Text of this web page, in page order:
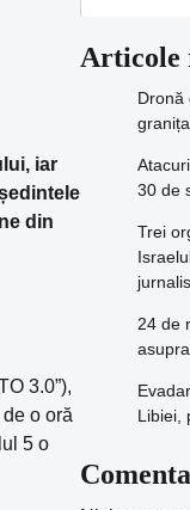
iar
din
3.0”),
o oră
5 o
Articole
Dronă
30 de
Trei
24 de
Libiei,